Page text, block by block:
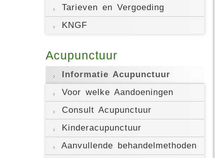
Tarieven en Vergoeding
KNGF
Acupunctuur
Informatie Acupunctuur
Voor welke Aandoeningen
Consult Acupunctuur
Kinderacupunctuur
Aanvullende behandelmethoden